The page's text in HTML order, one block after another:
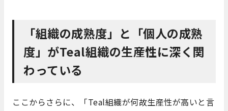
「組織の成熟度」と「個人の成熟
度」がTeal組織の生産性に深く関
わっている
ここからさらに、「Teal組織が何故生産性が高いと言